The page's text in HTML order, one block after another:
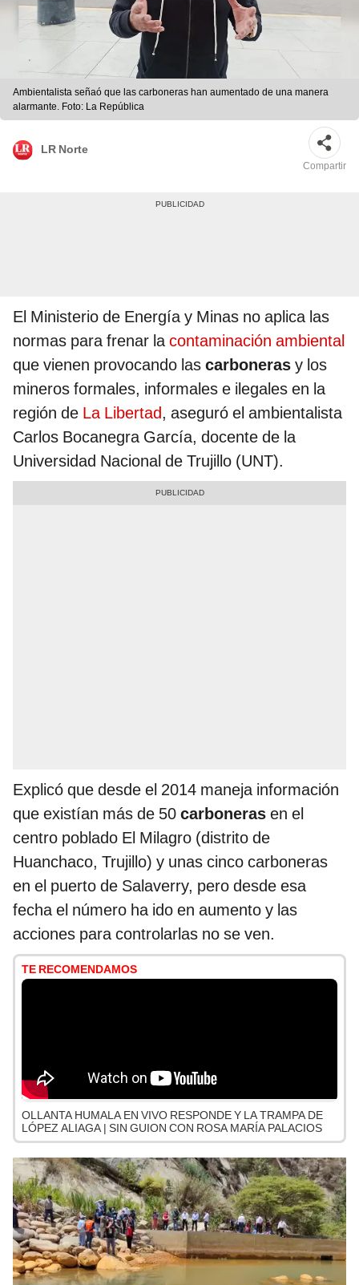
Ambientalista señaó que las carboneras han aumentado de una manera
alarmante. Foto: La República
LR Norte
Compartir
El Ministerio de Energía y Minas no aplica las
normas para frenar lacontaminación ambiental
que vienen provocando las carboneras y los
mineros formales, informales e ilegales en la
región de La Libertad, aseguró el ambientalista
Carlos Bocanegra García, docente de la
Universidad Nacional de Trujillo (UNT).
Explicó que desde el 2014 maneja información
que existían más de 50 carboneras en el
centro poblado El Milagro (distrito de
Huanchaco, Trujillo) y unas cinco carboneras
en el puerto de Salaverry, pero desde esa
fecha el número ha ido en aumento y las
acciones para controlarlas no se ven.
TE RECOMENDAMOS
OLLANTA HUMALA EN VIVO RESPONDE Y LA TRAMPA DE
LÓPEZ ALIAGA | SIN GUION CON ROSA MARÍA PALACIOS